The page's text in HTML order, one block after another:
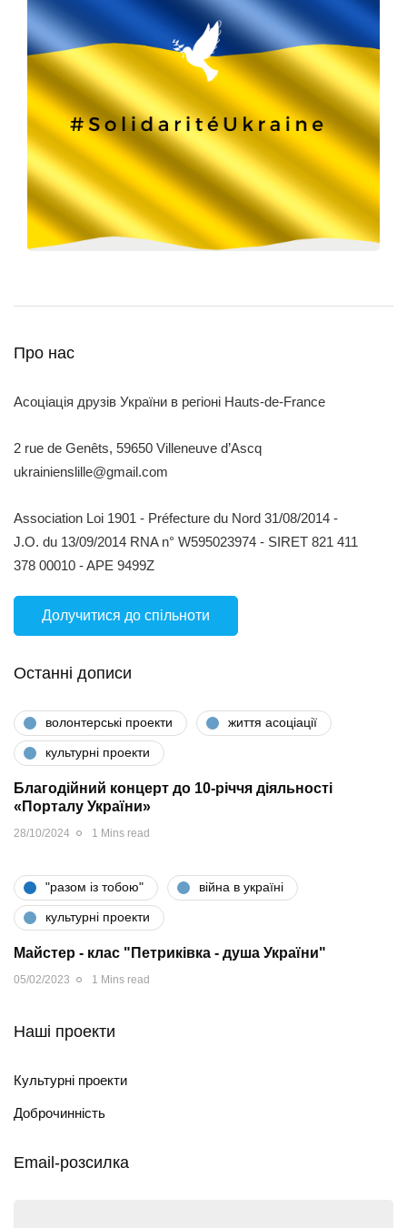
Про нас
Асоціація друзів України в регіоні Hauts-de-France
2 rue de Genêts, 59650 Villeneuve d’Ascq
ukrainienslille@gmail.com
Association Loi 1901 - Préfecture du Nord 31/08/2014 -
J.O. du 13/09/2014 RNA n° W595023974 - SIRET 821 411
378 00010 - APE 9499Z
Долучитися до спільноти
Останні дописи
волонтерські проекти життя асоціації
культурні проекти
Благодійний концерт до 10-річчя діяльності
«Порталу України»
28/10/2024 1 Mins read
"разом iз тобою" війна в україні
культурні проекти
Майстер - клас "Петриківка - душа України"
05/02/2023 1 Mins read
Наші проекти
Культурні проекти
Доброчинність
Email-розсилка